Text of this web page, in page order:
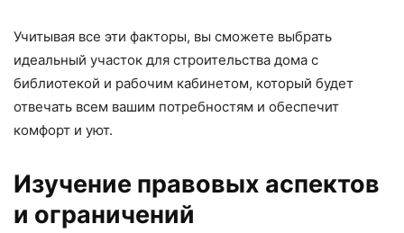
Учитывая все эти факторы, вы сможете выбрать
идеальный участок для строительства дома с
библиотекой и рабочим кабинетом, который будет
отвечать всем вашим потребностям и обеспечит
комфорт и уют.
Изучение правовых аспектов
и ограничений